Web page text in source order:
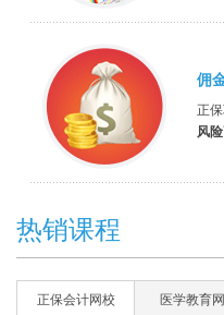
佣
正
风
热销课程
正保会计网校 医学教育网